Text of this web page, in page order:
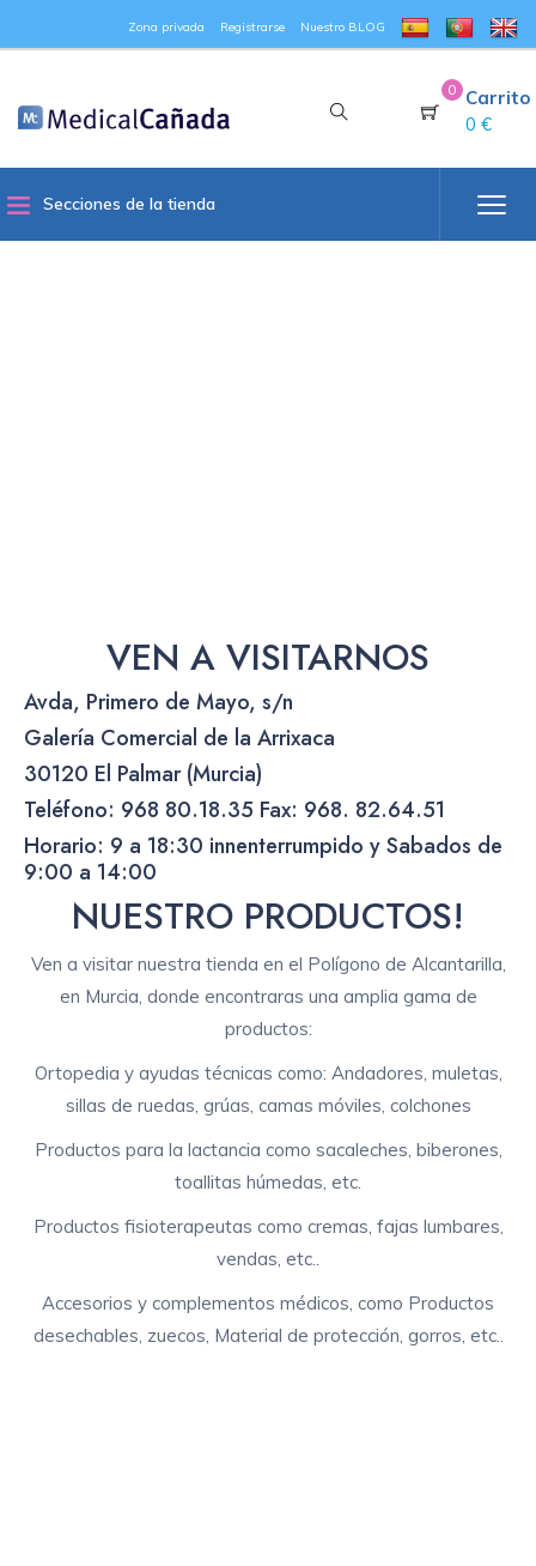
Zona privada Registrarse Nuestro BLOG
0 Carrito
0 €
Secciones de la tienda
VEN A VISITARNOS
Avda, Primero de Mayo, s/n
Galería Comercial de la Arrixaca
30120 El Palmar (Murcia)
Teléfono: 968 80.18.35 Fax: 968. 82.64.51
Horario: 9 a 18:30 innenterrumpido y Sabados de
9:00 a 14:00
NUESTRO PRODUCTOS!
Ven a visitar nuestra tienda en el Polígono de Alcantarilla,
en Murcia, donde encontraras una amplia gama de
productos:
Ortopedia y ayudas técnicas como: Andadores, muletas,
sillas de ruedas, grúas, camas móviles, colchones
Productos para la lactancia como sacaleches, biberones,
toallitas húmedas, etc.
Productos fisioterapeutas como cremas, fajas lumbares,
vendas, etc..
Accesorios y complementos médicos, como Productos
desechables, zuecos, Material de protección, gorros, etc..